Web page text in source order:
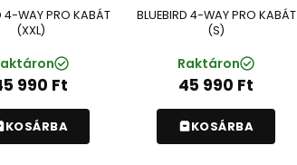
4-WAY PRO KABÁT
(XXL)
990 Ft
KOSÁRBA
BLUEBIRD 4-WAY PRO KABÁT
(S)
Raktáron
45 990 Ft
KOSÁRBA